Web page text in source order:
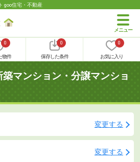
goo住宅・不動産
0
物件
0
保存した条件
0
お気に入り
マンション・分譲マンショ
変更する
変更する